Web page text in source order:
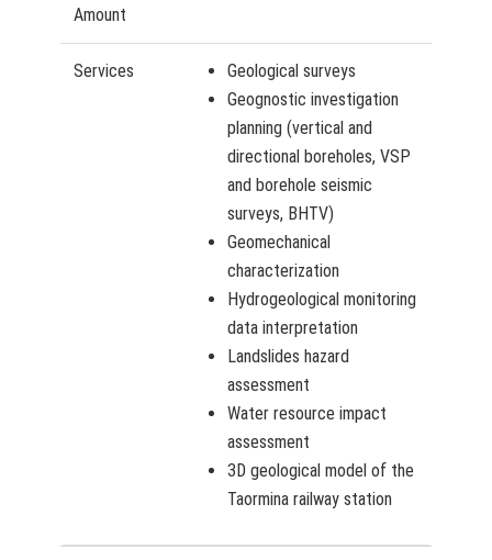
Amount
Services
Geological surveys
Geognostic investigation
planning (vertical and
directional boreholes, VSP
and borehole seismic
surveys, BHTV)
Geomechanical
characterization
Hydrogeological monitoring
data interpretation
Landslides hazard
assessment
Water resource impact
assessment
3D geological model of the
Taormina railway station